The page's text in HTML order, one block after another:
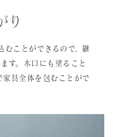
り
むことができるので、継
す。木口にも塗ること
家具全体を包むことがで